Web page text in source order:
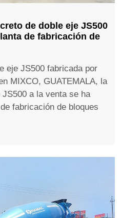
de doble eje JS500
de fabricación de
eje JS500 fabricada por
MIXCO, GUATEMALA, la
a la venta se ha
fabricación de bloques